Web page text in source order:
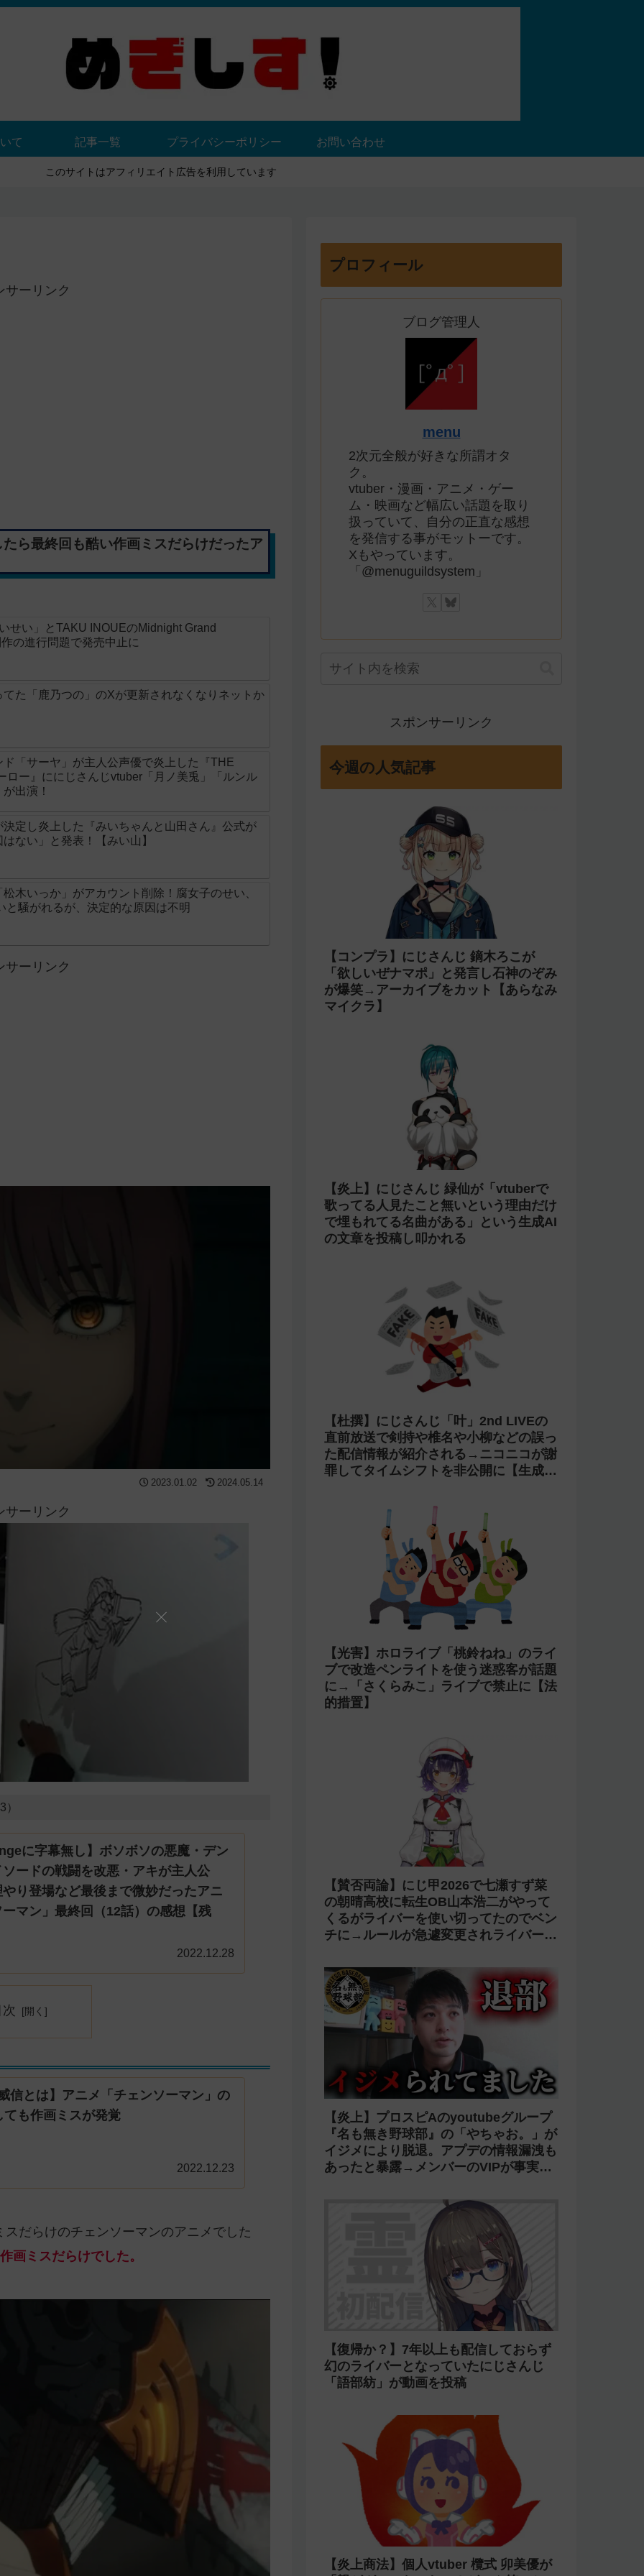
て 記事一覧 プライバシーポリシー お問い合わせ
このサイトはアフィリエイト広告を利用しています
サーリンク
ら最終回も酷い作画ミスだらけだったア
せい」とTAKU INOUEのMidnight Grand
の進行問題で発売中止に
た「鹿乃つの」のXが更新されなくなりネットか
「サーヤ」が主人公声優で炎上した『THE
ロー』ににじさんじvtuber「月ノ美兎」「ルンル
出演！
定し炎上した『みいちゃんと山田さん』公式が
ない」と発表！【みい山】
木いっか」がアカウント削除！腐女子のせい、
と騒がれるが、決定的な原因は不明
サーリンク
2023.01.02 2024.05.14
サーリンク
に字幕無し】ボソボソの悪魔・デン
ードの戦闘を改悪・アキが主人公
り登場など最後まで微妙だったアニ
マン」最終回（12話）の感想【残
2022.12.28
信とは】アニメ「チェンソーマン」の
ても作画ミスが発覚
2022.12.23
だらけのチェンソーマンのアニメでした
画ミスだらけでした。
プロフィール
ブログ管理人
menu
2次元全般が好きな所謂オタ
ク。
vtuber・漫画・アニメ・ゲー
ム・映画など幅広い話題を取り
扱っていて、自分の正直な感想
を発信する事がモットーです。
Xもやっています。
「@menuguildsystem」
スポンサーリンク
今週の人気記事
【コンプラ】にじさんじ 鏑木ろこが
が爆笑→アーカイブをカット【あらなみ
マイクラ】
【炎上】にじさんじ 緑仙が「vtuberで
で埋もれてる名曲がある」という生成AI
の文章を投稿し叩かれる
【杜撰】にじさんじ「叶」2nd LIVEの
直前放送で剣持や椎名や小柳などの誤っ
た配信情報が紹介される→ニコニコが謝
罪してタイムシフトを非公開に【生成
AI?】
【光害】ホロライブ「桃鈴ねね」のライ
ブで改造ペンライトを使う迷惑客が話題
に→「さくらみこ」ライブで禁止に【法
的措置】
【賛否両論】にじ甲2026で七瀬すず菜
の朝晴高校に転生OB山本浩二がやって
くるがライバーを使い切ってたのでベン
チに→ルールが急遽変更されライバーの
転生が可能に
【炎上】プロスピAのyoutubeグループ
『名も無き野球部』の「やちゃお。」が